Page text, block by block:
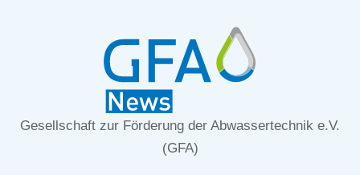
Gesellschaft zur Förderung der Abwassertechnik e.V.
(GFA)